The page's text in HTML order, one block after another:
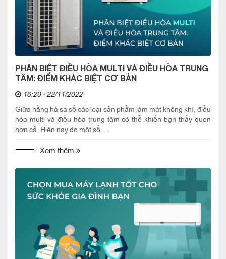
PHÂN BIỆT ĐIỀU HÒA MULTI VÀ ĐIỀU HÒA TRUNG
TÂM: ĐIỂM KHÁC BIỆT CƠ BẢN
16:20 - 22/11/2022
Giữa hằng hà sa số các loại sản phẩm làm mát không khí, điều
hòa multi và điều hòa trung tâm có thể khiến bạn thấy quen
hơn cả. Hiện nay do một số...
Xem thêm